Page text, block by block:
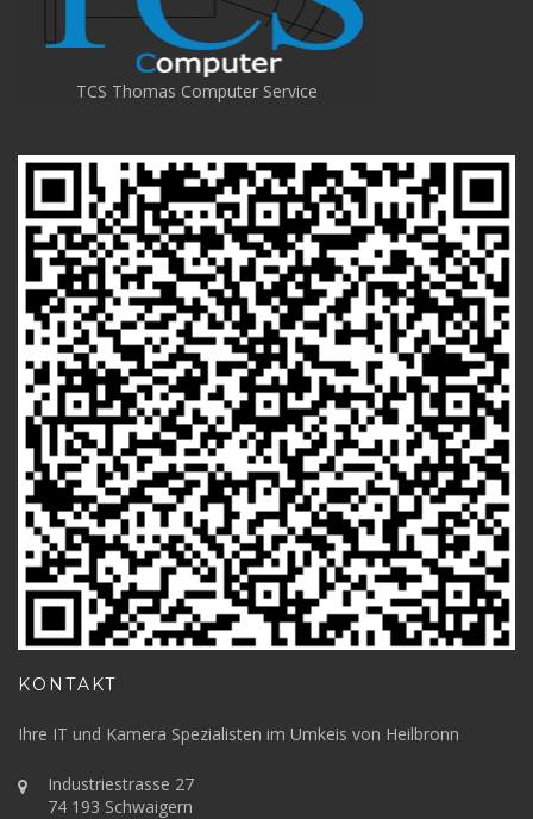
TCS Thomas Computer Service
KONTAKT
Ihre IT und Kamera Spezialisten im Umkeis von Heilbronn
Industriestrasse 27
74 193 Schwaigern